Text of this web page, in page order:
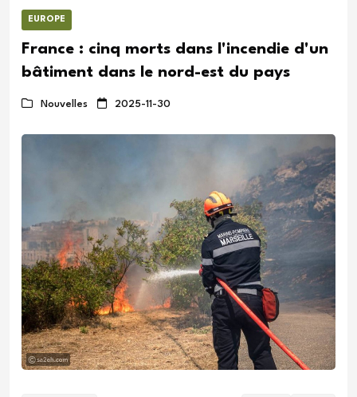
EUROPE
France : cinq morts dans l'incendie d'un
bâtiment dans le nord-est du pays
Nouvelles 2025-11-30